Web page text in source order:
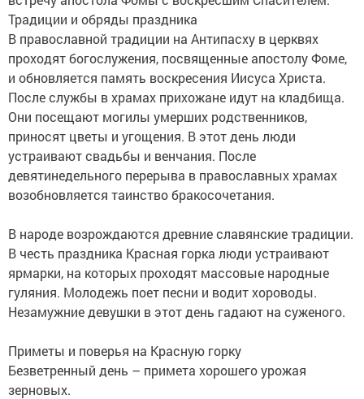
Традиции и обряды праздника
В православной традиции на Антипасху в церквях
проходят богослужения, посвященные апостолу Фоме,
и обновляется память воскресения Иисуса Христа.
После службы в храмах прихожане идут на кладбища.
Они посещают могилы умерших родственников,
приносят цветы и угощения. В этот день люди
устраивают свадьбы и венчания. После
девятинедельного перерыва в православных храмах
возобновляется таинство бракосочетания.
В народе возрождаются древние славянские традиции.
В честь праздника Красная горка люди устраивают
ярмарки, на которых проходят массовые народные
гуляния. Молодежь поет песни и водит хороводы.
Незамужние девушки в этот день гадают на суженого.
Приметы и поверья на Красную горку
Безветренный день – примета хорошего урожая
зерновых.